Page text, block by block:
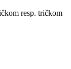
resp. tričkom